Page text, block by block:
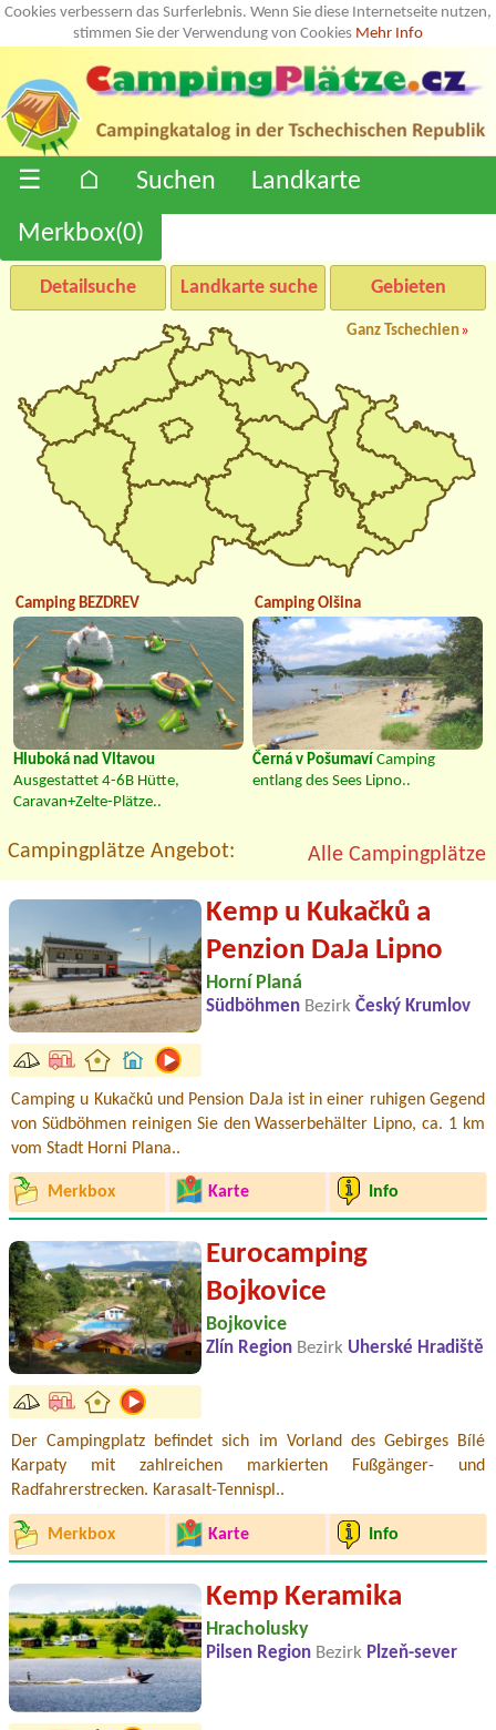
Cookies verbessern das Surferlebnis. Wenn Sie diese Internetseite nutzen,
stimmen Sie der Verwendung von Cookies Mehr Info
☰ ⌂ Suchen
Landkarte
Merkbox(0)
Detailsuche Landkarte suche Gebieten
Ganz Tschechien»
Camping BEZDREV
Hluboká nad Vltavou
Ausgestattet 4-6B Hütte,
Caravan+Zelte-Plätze..
Camping Olšina
Černá v Pošumaví Camping
entlang des Sees Lipno..
Campingplätze Angebot: Alle Campingplätze
Kemp u Kukačků a
Penzion DaJa Lipno
Horní Planá
Südböhmen Bezirk Český Krumlov
Camping u Kukačků und Pension DaJa ist in einer ruhigen Gegend
von Südböhmen reinigen Sie den Wasserbehälter Lipno, ca. 1 km
vom Stadt Horni Plana..
Merkbox Karte Info
Eurocamping
Bojkovice
Bojkovice
Zlín Region Bezirk Uherské Hradiště
Der Campingplatz befindet sich im Vorland des Gebirges Bílé
Karpaty mit zahlreichen markierten Fußgänger- und
Radfahrerstrecken. Karasalt-Tennispl..
Merkbox Karte Info
Kemp Keramika
Hracholusky
Pilsen Region Bezirk Plzeň-sever